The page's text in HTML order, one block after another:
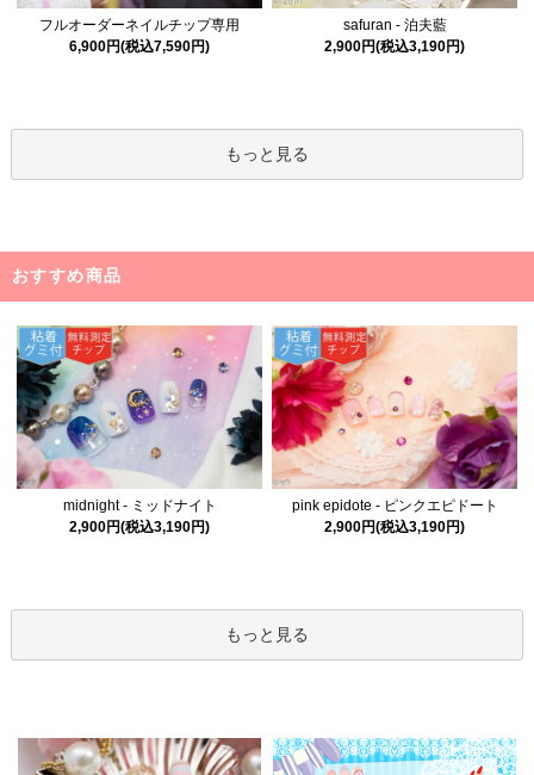
フルオーダーネイルチップ専用
6,900円(税込7,590円)
safuran - 泊夫藍
2,900円(税込3,190円)
もっと見る
おすすめ商品
midnight - ミッドナイト
2,900円(税込3,190円)
pink epidote - ピンクエピドート
2,900円(税込3,190円)
もっと見る